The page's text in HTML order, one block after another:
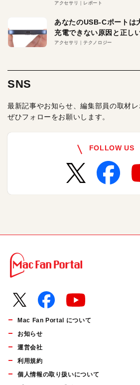
アクセサリ レポート
あなたのUSB-Cポートは
充電できない原因と正し
アクセサリ テクノロジー
SNS
最新記事やお知らせ、編集部員の取材レ
ぜひフォローをお願いします。
FOLLOW US
Mac Fan Portal について
お知らせ
運営会社
利用規約
個人情報の取り扱いについて